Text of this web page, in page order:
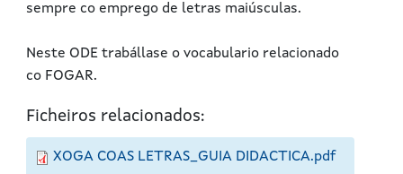
sempre co emprego de letras maiúsculas.
Neste ODE trabállase o vocabulario relacionado
co FOGAR.
Ficheiros relacionados:
XOGA COAS LETRAS_GUIA DIDACTICA.pdf